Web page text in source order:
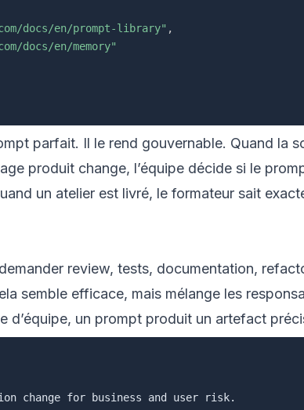
docs/en/prompt-library" ,
docs/en/memory"
parfait. Il le rend gouvernable. Quand la
produit change, l’équipe décide si le
un atelier est livré, le formateur sait
review, tests, documentation,
semble efficace, mais mélange les
d’équipe, un prompt produit un artefact
change for business and user risk.